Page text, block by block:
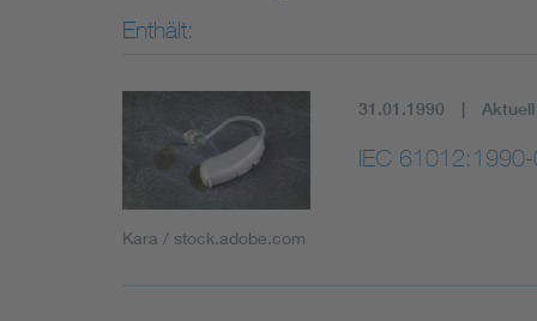
Enthält:
Kara / stock.adobe.com
31.01.1990 Aktuell
IEC 61012:1990-